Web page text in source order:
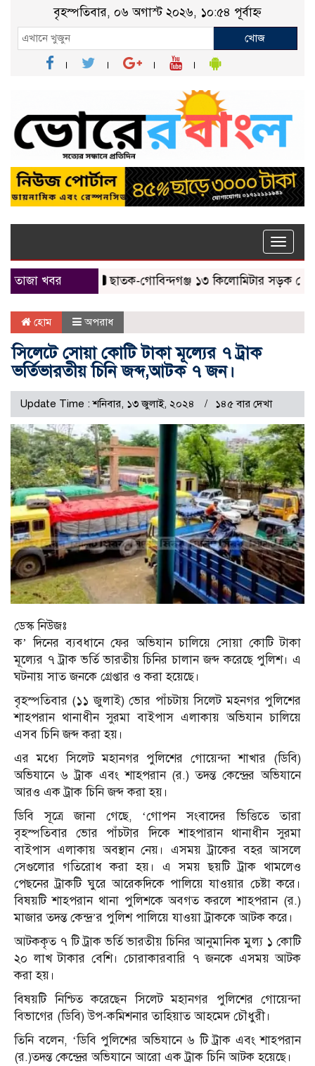
বৃহস্পতিবার, ০৬ অগাস্ট ২০২৬, ১০:৫৪ পূর্বাহ্ন
খোজ
Toggle
তাজা খবর
ছাতক-গোবিন্দগঞ্জ ১৩ কিলোমিটার সড়ক যেন মরণ
হোম অপরাধ
সিলেটে সোয়া কোটি টাকা মূল্যের ৭ ট্রাক
ভর্তিভারতীয় চিনি জব্দ,আটক ৭ জন।
Update Time : শনিবার, ১৩ জুলাই, ২০২৪ ১৪৫ বার দেখা
ডেস্ক নিউজঃ
ক’ দিনের ব্যবধানে ফের অভিযান চালিয়ে সোয়া কোটি টাকা
মূল্যের ৭ ট্রাক ভর্তি ভারতীয় চিনির চালান জব্দ করেছে পুলিশ। এ
ঘটনায় সাত জনকে গ্রেপ্তার ও করা হয়েছে।
বৃহস্পতিবার (১১ ‍জুলাই) ভোর পাঁচটায় সিলেট মহনগর পুলিশের
শাহপরান থানাধীন সুরমা বাইপাস এলাকায় অভিযান চালিয়ে
এসব চিনি জব্দ করা হয়।
এর মধ্যে সিলেট মহানগর পুলিশের গোয়েন্দা শাখার (ডিবি)
অভিযানে ৬ ট্রাক এবং শাহপরান (র.) তদন্ত কেন্দ্রের অভিযানে
আরও এক ট্রাক চিনি জব্দ করা হয়।
ডিবি সূত্রে জানা গেছে, ‘গোপন সংবাদের ভিত্তিতে তারা
বৃহস্পতিবার ভোর পাঁচটার দিকে শাহপারান থানাধীন সুরমা
বাইপাস এলাকায় অবস্থান নেয়। এসময় ট্রাকের বহর আসলে
সেগুলোর গতিরোধ করা হয়। এ সময় ছয়টি ট্রাক থামলেও
পেছনের ট্রাকটি ঘুরে আরেকদিকে পালিয়ে যাওয়ার চেষ্টা করে।
বিষয়টি শাহপরান থানা পুলিশকে অবগত করলে শাহপরান (র.)
মাজার তদন্ত কেন্দ্র’র পুলিশ পালিয়ে যাওয়া ট্রাককে আটক করে।
আটককৃত ৭ টি ট্রাক ভর্তি ভারতীয় চিনির আনুমানিক মুল্য ১ কোটি
২০ লাখ টাকার বেশি। চোরাকারবারি ৭ জনকে এসময় আটক
করা হয়।
বিষয়টি নিশ্চিত করেছেন সিলেট মহানগর পুলিশের গোয়েন্দা
বিভাগের (ডিবি) উপ-কমিশনার তাহিয়াত আহমেদ চৌধুরী।
তিনি বলেন, ‘ডিবি পুলিশের অভিযানে ৬ টি ট্রাক এবং শাহপরান
(র.)তদন্ত কেন্দ্রের অভিযানে আরো এক ট্রাক চিনি আটক হয়েছে।